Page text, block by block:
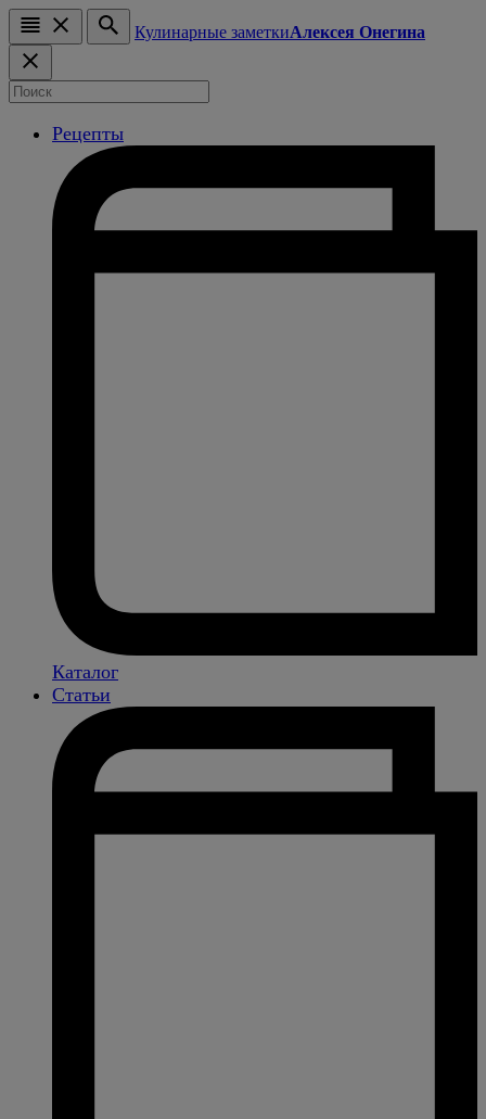
Кулинарные заметкиАлексея Онегина
Рецепты
Каталог
Статьи